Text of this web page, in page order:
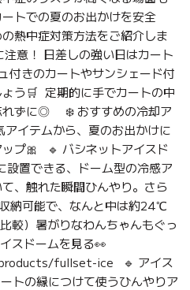
トでの夏のお出かけを安全
熱中症対策方法をご紹介しま
意！ 日差しの強い日はカート
付きのカートやサンシェード付
う🛒 定期的に手でカートの中
れずに◎ ❄️ おすすめの冷却ア
イテムから、夏のお出かけに
プ🎀 🔹 バシネットアイスド
置できる、ドーム型の冷感ア
、触れた瞬間ひんやり。さら
納可能で、なんと中は約24℃
較）暑がりなわんちゃんもぐっ
スドームを見る👀
fullset-ice 🔹 アイス
の縁につけて使うひんやりア